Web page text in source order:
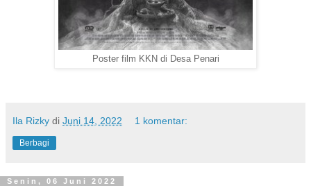
Poster film KKN di Desa Penari
Ila Rizky di Juni 14, 2022 1 komentar:
Berbagi
Senin, 06 Juni 2022